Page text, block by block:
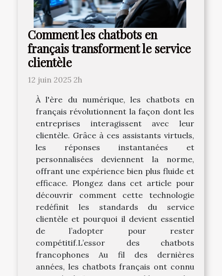
Comment les chatbots en
français transforment le service
clientèle
12 juin 2025 2h
À l'ère du numérique, les chatbots en
français révolutionnent la façon dont les
entreprises interagissent avec leur
clientèle. Grâce à ces assistants virtuels,
les réponses instantanées et
personnalisées deviennent la norme,
offrant une expérience bien plus fluide et
efficace. Plongez dans cet article pour
découvrir comment cette technologie
redéfinit les standards du service
clientèle et pourquoi il devient essentiel
de l’adopter pour rester
compétitif.L’essor des chatbots
francophones Au fil des dernières
années, les chatbots français ont connu